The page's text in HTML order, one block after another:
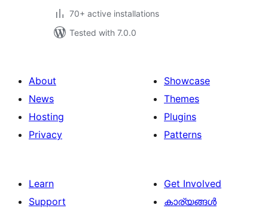
70+ active installations
Tested with 7.0.0
About
News
Hosting
Privacy
Showcase
Themes
Plugins
Patterns
Learn
Support
Get Involved
കാര്യങ്ങള്‍